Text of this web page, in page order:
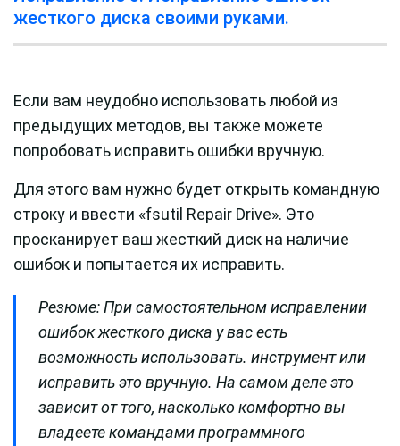
жесткого диска своими руками.
Если вам неудобно использовать любой из
предыдущих методов, вы также можете
попробовать исправить ошибки вручную.
Для этого вам нужно будет открыть командную
строку и ввести «fsutil Repair Drive». Это
просканирует ваш жесткий диск на наличие
ошибок и попытается их исправить.
Резюме: При самостоятельном исправлении
ошибок жесткого диска у вас есть
возможность использовать. инструмент или
исправить это вручную. На самом деле это
зависит от того, насколько комфортно вы
владеете командами программного